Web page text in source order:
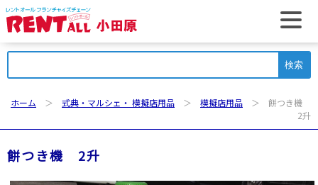
索:
ホーム ＞ 式典・マルシェ・ 模擬店用品 ＞ 模擬店用品 ＞ 餅つき機
2升
餅つき機 2升
t